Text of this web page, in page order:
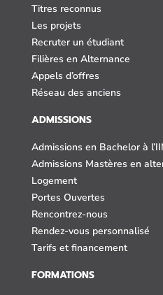
Titres reconnus
Les projets
Recruter un étudiant
Filières en Alternance
Appels d’offres
Réseau des anciens
ADMISSIONS
Admissions en Bachelor à
Admissions Mastères en
Logement
Portes Ouvertes
Rencontrez-nous
Rendez-vous personnalisé
Tarifs et financement
FORMATIONS